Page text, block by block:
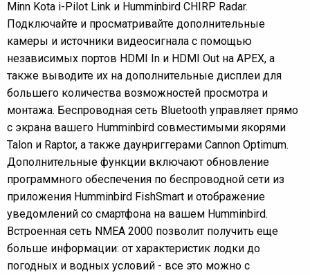
Minn Kota i-Pilot Link и Humminbird CHIRP Radar.
Подключайте и просматривайте дополнительные
камеры и источники видеосигнала с помощью
независимых портов HDMI In и HDMI Out на APEX, а
также выводите их на дополнительные дисплеи для
большего количества возможностей просмотра и
монтажа. Беспроводная сеть Bluetooth управляет прямо
с экрана вашего Humminbird совместимыми якорями
Talon и Raptor, а также даунриггерами Cannon Optimum.
Дополнительные функции включают обновление
программного обеспечения по беспроводной сети из
приложения Humminbird FishSmart и отображение
уведомлений со смартфона на вашем Humminbird.
Встроенная сеть NMEA 2000 позволит получить еще
больше информации: от характеристик лодки до
погодных и водных условий - все это можно с